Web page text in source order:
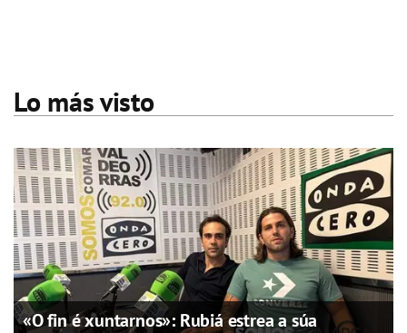
Lo más visto
«O fin é xuntarnos»: Rubiá estrea a súa